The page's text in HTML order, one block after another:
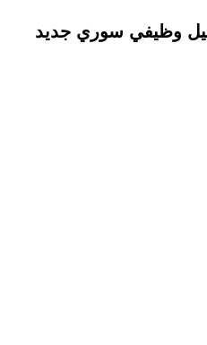
وظيفي سوري جديد